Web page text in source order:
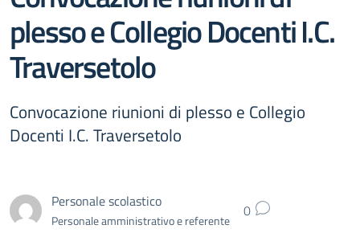
plesso e Collegio Docenti I.C.
Traversetolo
Convocazione riunioni di plesso e Collegio
Docenti I.C. Traversetolo
Personale scolastico
Personale amministrativo e referente 0